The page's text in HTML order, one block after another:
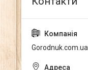
Gorodnuk.com.ua